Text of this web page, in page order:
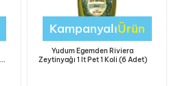
KampanyalıÜrün
Yudum Egemden Riviera
Zeytinyağı 1 lt Pet 1 Koli (6 Adet)